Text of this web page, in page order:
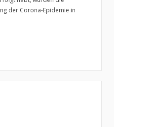
der Corona-Epidemie in